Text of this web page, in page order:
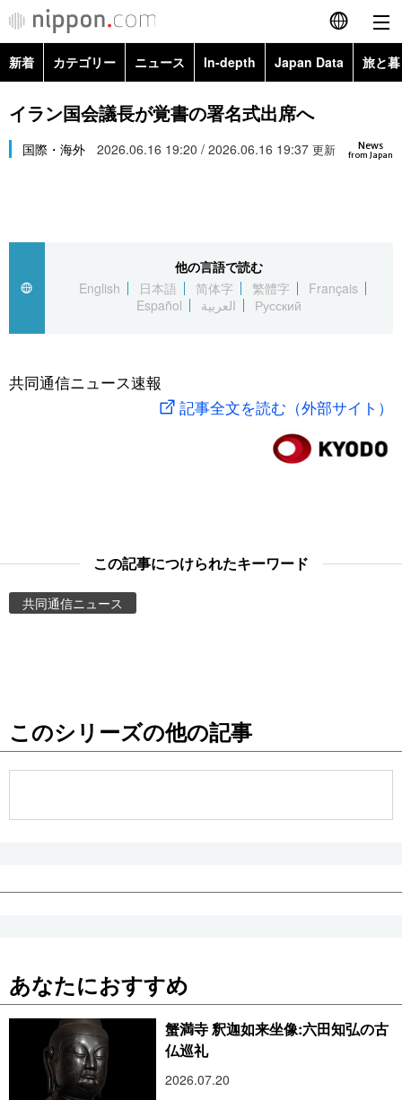
English
简体字
繁體字
العربية
社会
旅と暮らし
東京
新着 カテゴリー ニュース In-depth Japan Data 旅と
政治・外交
経済・ビジネス
社会
文化
科学・技術
暮らし
Images
お知らせ
イラン国会議長が覚書の署名式出席へ
News
from Japan
国際・海外 2026.06.16 19:20 / 2026.06.16 19:37 更新
他の言語で読む
English
日本語 简体字 繁體字
Français
Español
العربية Русский
共同通信ニュース速報
記事全文を読む（外部サイト）
この記事につけられたキーワード
共同通信ニュース
このシリーズの他の記事
あなたにおすすめ
蟹満寺 釈迦如来坐像:六田知弘の古
仏巡礼
2026.07.20